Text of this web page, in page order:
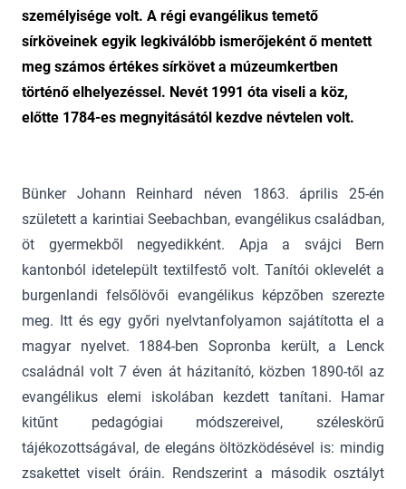
személyisége volt. A régi evangélikus temető
sírköveinek egyik legkiválóbb ismerőjeként ő mentett
meg számos értékes sírkövet a múzeumkertben
történő elhelyezéssel. Nevét 1991 óta viseli a köz,
előtte 1784-es megnyitásától kezdve névtelen volt.
Bünker Johann Reinhard néven 1863. április 25-én
született a karintiai Seebachban, evangélikus családban,
öt gyermekből negyedikként. Apja a svájci Bern
kantonból idetelepült textilfestő volt. Tanítói oklevelét a
burgenlandi felsőlövői evangélikus képzőben szerezte
meg. Itt és egy győri nyelvtanfolyamon sajátította el a
magyar nyelvet. 1884-ben Sopronba került, a Lenck
családnál volt 7 éven át házitanító, közben 1890-től az
evangélikus elemi iskolában kezdett tanítani. Hamar
kitűnt pedagógiai módszereivel, széleskörű
tájékozottságával, de elegáns öltözködésével is: mindig
zsakettet viselt óráin. Rendszerint a második osztályt